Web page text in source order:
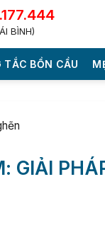
BÌNH)
TẮC BỒN CẦU
GIẢI